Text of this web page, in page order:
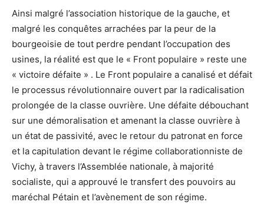
Ainsi malgré l’association historique de la gauche, et
malgré les conquêtes arrachées par la peur de la
bourgeoisie de tout perdre pendant l’occupation des
usines, la réalité est que le « Front populaire » reste une
« victoire défaite » . Le Front populaire a canalisé et défait
le processus révolutionnaire ouvert par la radicalisation
prolongée de la classe ouvrière. Une défaite débouchant
sur une démoralisation et amenant la classe ouvrière à
un état de passivité, avec le retour du patronat en force
et la capitulation devant le régime collaborationniste de
Vichy, à travers l’Assemblée nationale, à majorité
socialiste, qui a approuvé le transfert des pouvoirs au
maréchal Pétain et l’avènement de son régime.